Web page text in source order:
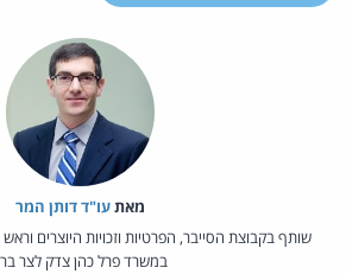
מאת‏עו"ד דותן המר
שותף בקבוצת הסייבר, הפרטיות וזכויות היוצרים
במשרד פרל כהן צדק לצר